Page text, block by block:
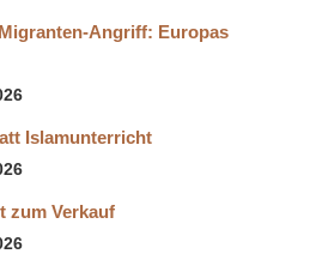
Angriff: Europas
Islamunterricht
zum Verkauf